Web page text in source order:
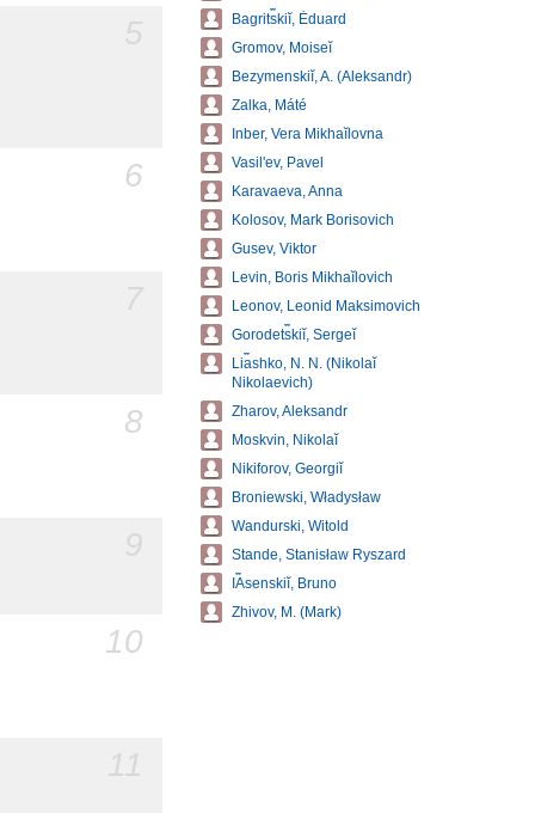
6
8
10
Bagrit︠s︡kiĭ, Ėduard
Gromov, Moiseĭ
Bezymenskiĭ, A. (Aleksandr)
Zalka, Máté
Inber, Vera Mikhaĭlovna
Vasilʹev, Pavel
Karavaeva, Anna
Kolosov, Mark Borisovich
Gusev, Viktor
Levin, Boris Mikhaĭlovich
Leonov, Leonid Maksimovich
Gorodet︠s︡kiĭ, Sergeĭ
Li︠a︡shko, N. N. (Nikolaĭ
Nikolaevich)
Zharov, Aleksandr
Moskvin, Nikolaĭ
Nikiforov, Georgiĭ
Broniewski, Władysław
Wandurski, Witold
Stande, Stanisław Ryszard
I︠A︡senskiĭ, Bruno
Zhivov, M. (Mark)